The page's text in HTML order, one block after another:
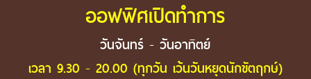
ออฟฟิศเปิดทำการ
วันจันทร์ - วันอาทิตย์
เวลา 9.30 - 20.00 (ทุกวัน เว้นวันหยุดนักขัตฤกษ์)